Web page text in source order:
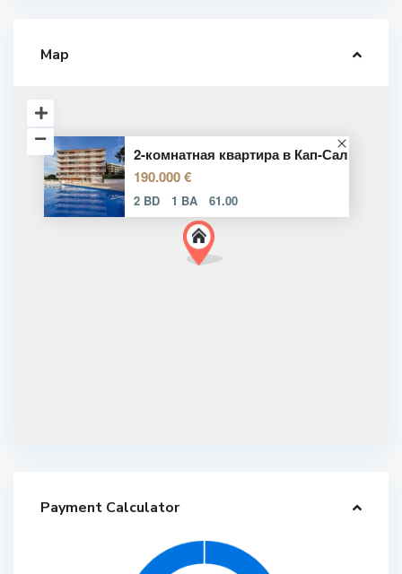
Map
2-комнатная квартира в Кап-Сал
190.000 €
2 BD 1 BA 61.00
Payment Calculator